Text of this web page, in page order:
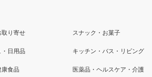
取り寄せ スナック・お菓子
日用品 キッチン・バス・リビング
食品 医薬品・ヘルスケア・介護